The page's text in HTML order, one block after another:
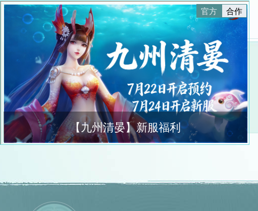
槛下降，让你的游戏之路更加轻松愉快！消费880玉帛即可解锁额外奖励，总计
返还1280玉帛及价值约1000玉帛的珍稀道具奖励。
官方 合作
【九州清晏】新服福利